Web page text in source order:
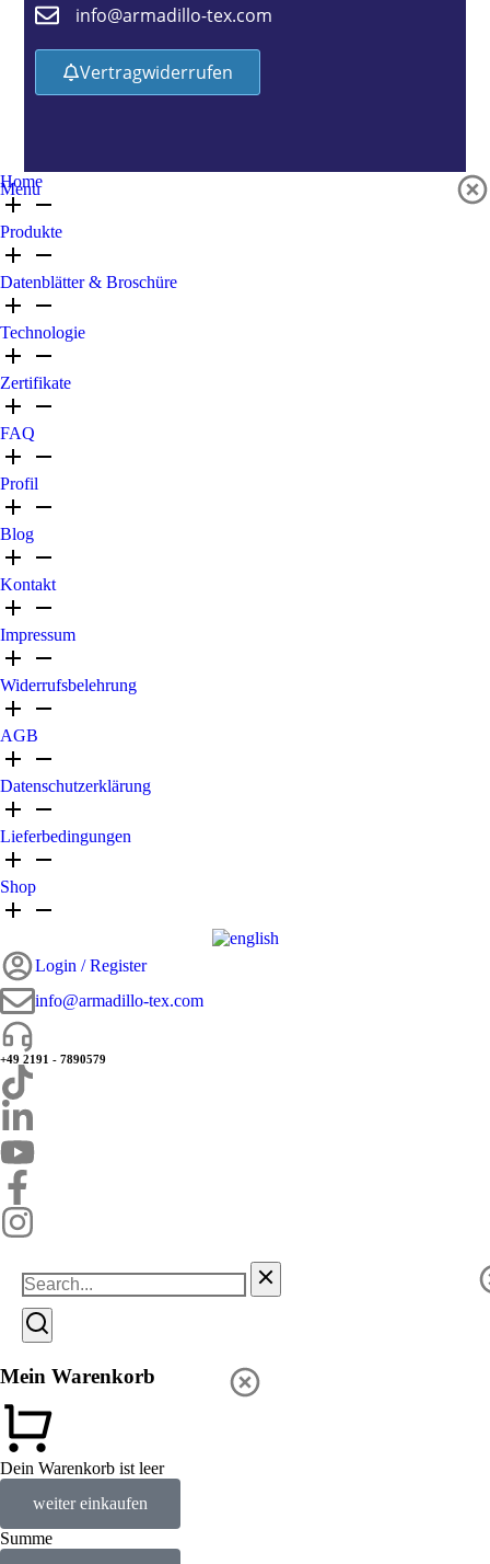
info@armadillo-tex.com
Vertrag widerrufen
Menu
Home
Produkte
Datenblätter & Broschüre
Technologie
Zertifikate
FAQ
Profil
Blog
Kontakt
Impressum
Widerrufsbelehrung
AGB
Datenschutzerklärung
Lieferbedingungen
Shop
Login / Register
info@armadillo-tex.com
+49 2191 - 7890579
Mein Warenkorb
Dein Warenkorb ist leer
weiter einkaufen
Summe